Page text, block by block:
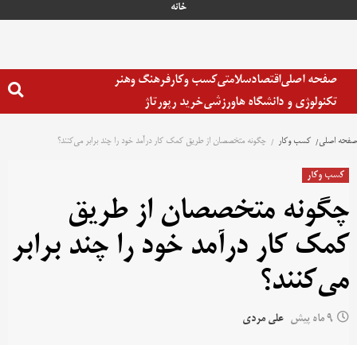
خانه
صفحه اصلیاقتصادسلامتیکسب وکارفرهنگ وهنر
تکنولوژی و دانشگاه هاورزشیخرید رپورتاژ
صفحه اصلی کسب وکار چگونه متخصصان از طریق کمک‌ کار درآمد خود را چند برابر می‌کنند؟
کسب وکار
چگونه متخصصان از طریق
کمک‌ کار درآمد خود را چند برابر
می‌کنند؟
9 ماه پیش علی مردی